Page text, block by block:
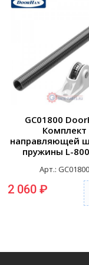
GC01800
Комплект
направляющей
пружины L-
Арт.: GC01800
2 060 ₽